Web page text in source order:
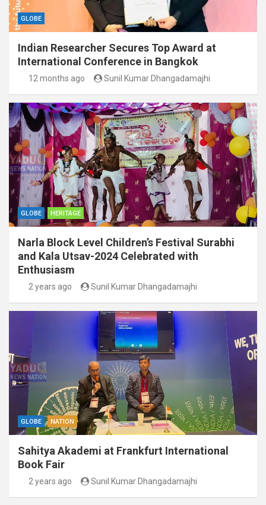
GLOBE
Indian Researcher Secures Top Award at
International Conference in Bangkok
12 months ago Sunil Kumar Dhangadamajhi
GLOBE HERITAGE
Narla Block Level Children’s Festival Surabhi
and Kala Utsav-2024 Celebrated with
Enthusiasm
2 years ago Sunil Kumar Dhangadamajhi
GLOBE NATION
Sahitya Akademi at Frankfurt International
Book Fair
2 years ago Sunil Kumar Dhangadamajhi